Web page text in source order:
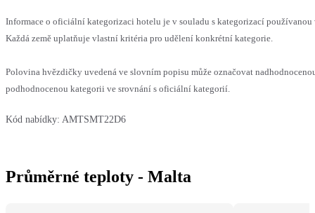
Informace o oficiální kategorizaci hotelu je v souladu s kategorizací používanou
Každá země uplatňuje vlastní kritéria pro udělení konkrétní kategorie.
Polovina hvězdičky uvedená ve slovním popisu může označovat
podhodnocenou kategorii ve srovnání s oficiální kategorií.
Kód nabídky: AMTSMT22D6
Průměrné teploty - Malta